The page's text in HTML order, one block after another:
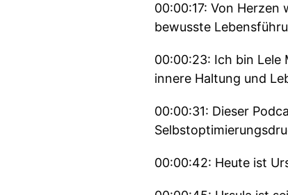
00:00:17: Von Herzen
bewusste
00:00:23: Ich bin Lele
innere Haltung und
00:00:31: Dieser
00:00:42: Heute ist